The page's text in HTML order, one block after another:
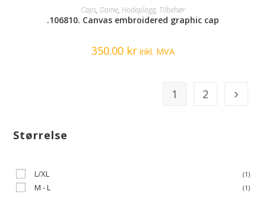
SELECT OPTIONS
Caps, Dame, Hodeplagg, Tilbehør
.106810. Canvas embroidered graphic cap
350.00 kr inkl. MVA
1 2
Størrelse
L/XL (1)
M - L (1)